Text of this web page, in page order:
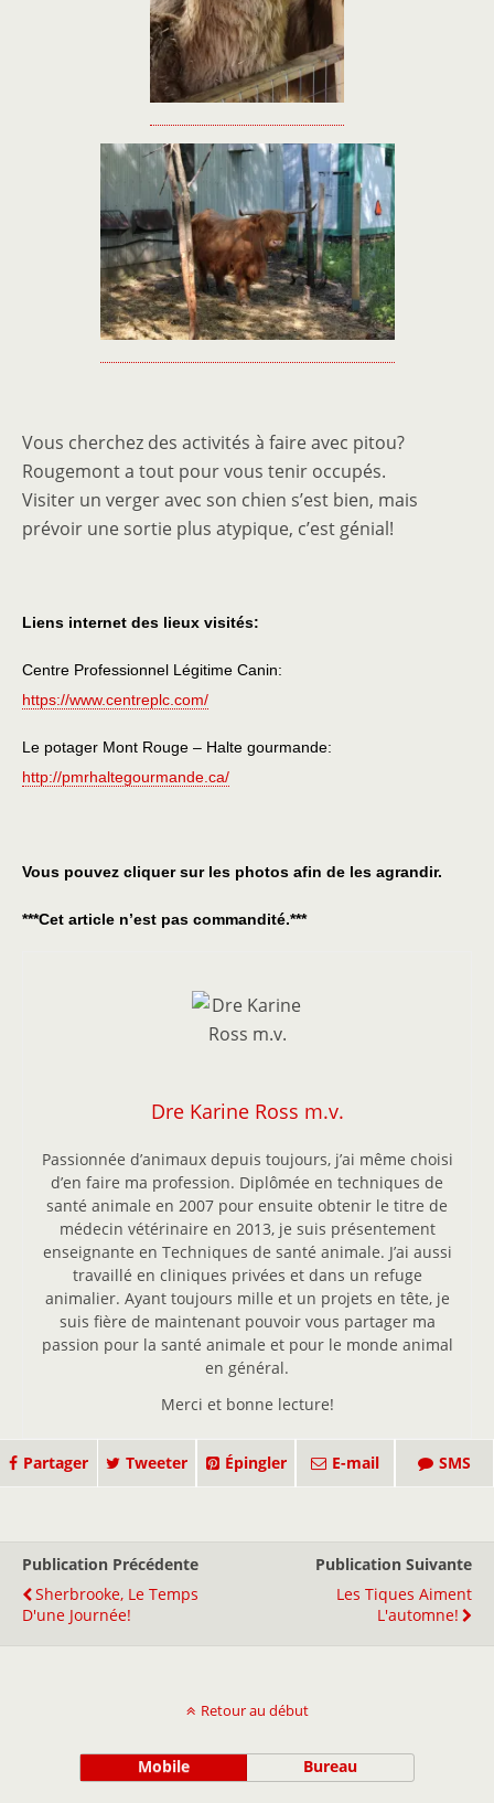
Vous cherchez des activités à faire avec pitou?
Rougemont a tout pour vous tenir occupés.
Visiter un verger avec son chien s’est bien, mais
prévoir une sortie plus atypique, c’est génial!
Liens internet des lieux visités:
Centre Professionnel Légitime Canin:
https://www.centreplc.com/
Le potager Mont Rouge – Halte gourmande:
http://pmrhaltegourmande.ca/
Vous pouvez cliquer sur les photos afin de les agrandir.
***Cet article n’est pas commandité.***
Dre Karine Ross m.v.
Passionnée d’animaux depuis toujours, j’ai même choisi
d’en faire ma profession. Diplômée en techniques de
santé animale en 2007 pour ensuite obtenir le titre de
médecin vétérinaire en 2013, je suis présentement
enseignante en Techniques de santé animale. J’ai aussi
travaillé en cliniques privées et dans un refuge
animalier. Ayant toujours mille et un projets en tête, je
suis fière de maintenant pouvoir vous partager ma
passion pour la santé animale et pour le monde animal
en général.
Merci et bonne lecture!
Partager Tweeter Épingler E-mail SMS
Publication Précédente
Sherbrooke, Le Temps
D'une Journée!
Publication Suivante
Les Tiques Aiment
L'automne!
Retour au début
Mobile Bureau